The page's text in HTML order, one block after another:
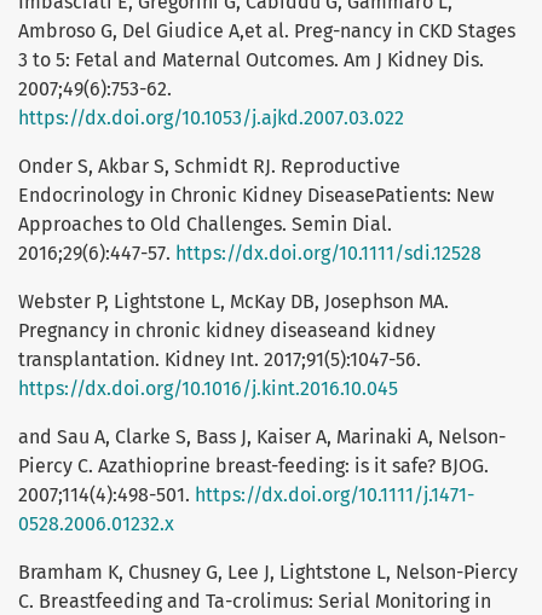
Ambroso G, Del Giudice A,et al. Preg-nancy in CKD Stages
3 to 5: Fetal and Maternal Outcomes. Am J Kidney Dis.
2007;49(6):753-62.
https://dx.doi.org/10.1053/j.ajkd.2007.03.022
Onder S, Akbar S, Schmidt RJ. Reproductive
Endocrinology in Chronic Kidney DiseasePatients: New
Approaches to Old Challenges. Semin Dial.
2016;29(6):447-57. https://dx.doi.org/10.1111/sdi.12528
Webster P, Lightstone L, McKay DB, Josephson MA.
Pregnancy in chronic kidney diseaseand kidney
transplantation. Kidney Int. 2017;91(5):1047-56.
https://dx.doi.org/10.1016/j.kint.2016.10.045
and Sau A, Clarke S, Bass J, Kaiser A, Marinaki A, Nelson-
Piercy C. Azathioprine breast-feeding: is it safe? BJOG.
2007;114(4):498-501. https://dx.doi.org/10.1111/j.1471-
0528.2006.01232.x
Bramham K, Chusney G, Lee J, Lightstone L, Nelson-Piercy
C. Breastfeeding and Ta-crolimus: Serial Monitoring in